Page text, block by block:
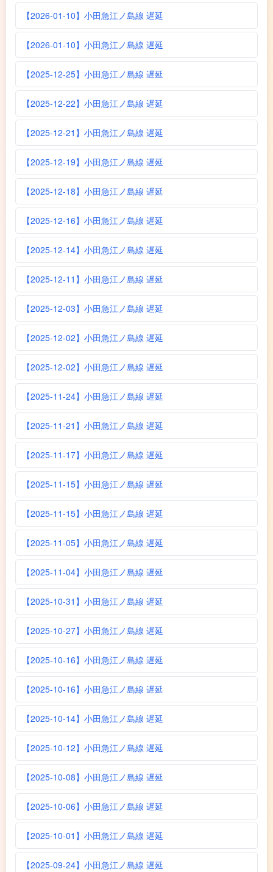
【2026-01-10】小田急江ノ島線 遅延
【2026-01-10】小田急江ノ島線 遅延
【2025-12-25】小田急江ノ島線 遅延
【2025-12-22】小田急江ノ島線 遅延
【2025-12-21】小田急江ノ島線 遅延
【2025-12-19】小田急江ノ島線 遅延
【2025-12-18】小田急江ノ島線 遅延
【2025-12-16】小田急江ノ島線 遅延
【2025-12-14】小田急江ノ島線 遅延
【2025-12-11】小田急江ノ島線 遅延
【2025-12-03】小田急江ノ島線 遅延
【2025-12-02】小田急江ノ島線 遅延
【2025-12-02】小田急江ノ島線 遅延
【2025-11-24】小田急江ノ島線 遅延
【2025-11-21】小田急江ノ島線 遅延
【2025-11-17】小田急江ノ島線 遅延
【2025-11-15】小田急江ノ島線 遅延
【2025-11-15】小田急江ノ島線 遅延
【2025-11-05】小田急江ノ島線 遅延
【2025-11-04】小田急江ノ島線 遅延
【2025-10-31】小田急江ノ島線 遅延
【2025-10-27】小田急江ノ島線 遅延
【2025-10-16】小田急江ノ島線 遅延
【2025-10-16】小田急江ノ島線 遅延
【2025-10-14】小田急江ノ島線 遅延
【2025-10-12】小田急江ノ島線 遅延
【2025-10-08】小田急江ノ島線 遅延
【2025-10-06】小田急江ノ島線 遅延
【2025-10-01】小田急江ノ島線 遅延
【2025-09-24】小田急江ノ島線 遅延